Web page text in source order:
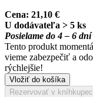
Cena: 21,10 €
U dodávateľa > 5 ks
Posielame do 4 – 6 dní
Tento produkt
vieme zabezpečiť a
rýchlejšie!
Vložiť do košíka
Rezervovať v